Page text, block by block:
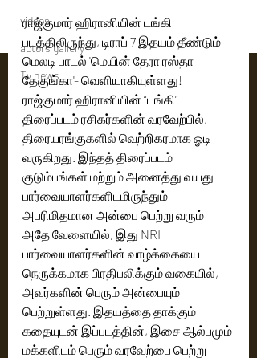
videos
actors gallery
Tv news
ராஜ்குமார் ஹிரானியின் டங்கி
படத்திலிருந்து, டிராப் 7 இதயம் தீண்டும்
மெலடி பாடல் 'மெயின் தேரா ரஸ்தா
தேகுங்கா'- வெளியாகியுள்ளது!
ராஜ்குமார் ஹிரானியின் “டங்கி”
திரைப்படம் ரசிகர்களின் வரவேற்பில்,
திரையரங்குகளில் வெற்றிகரமாக ஓடி
வருகிறது. இந்தத் திரைப்படம்
குடும்பங்கள் மற்றும் அனைத்து வயது
பார்வையாளர்களிடமிருந்தும்
அபரிமிதமான அன்பை பெற்று வரும்
அதே வேளையில், இது NRI
பார்வையாளர்களின் வாழ்க்கையை
நெருக்கமாக பிரதிபலிக்கும் வகையில்,
அவர்களின் பெரும் அன்பையும்
பெற்றுள்ளது. இதயத்தை தாக்கும்
கதையுடன் இப்படத்தின், இசை ஆல்பமும்
மக்களிடம் பெரும் வரவேற்பை பெற்று